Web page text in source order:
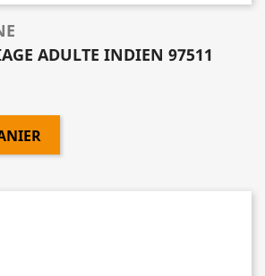
ADULTE INDIEN 97511